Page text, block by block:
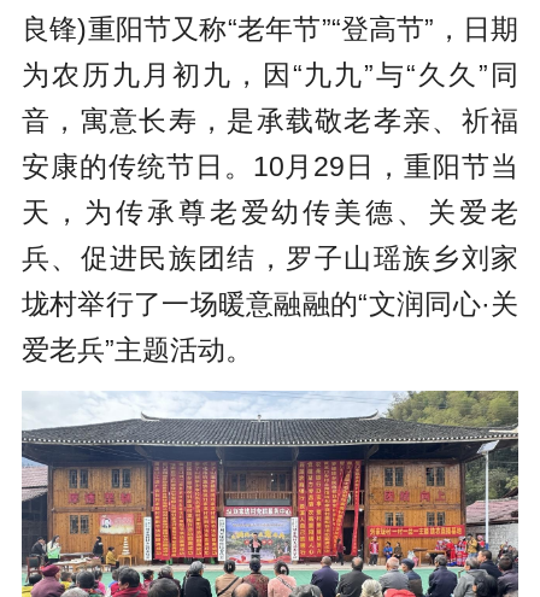
良锋)重阳节又称“老年节”“登高节”，日期
为农历九月初九，因“九九”与“久久”同
音，寓意长寿，是承载敬老孝亲、祈福
安康的传统节日。 10月29日，重阳节当
天，为传承尊老爱幼传美德、关爱老
兵、促进民族团结，罗子山瑶族乡刘家
垅村举行了一场暖意融融的“文润同心·关
爱老兵”主题活动。